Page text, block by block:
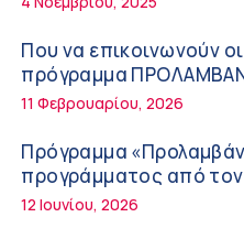
Μιχάλης Τάτσης,
Analyst, διευθυντής
Ανάπτυξης Ομίλου HHG
11:54 πμ
Kavita Patel: Ένα στα
φάρμακα φτάνει
9:21 πμ
Υπάρχει τελικά «δίαιτα
Που να επικοινωνούν
πρόγραμμα
παχυσαρκίας
11 Φεβρουαρίου, 2026
Πρόγραμμα
προγράμματος από
Δωρεάν προληπτικές
12 Ιουνίου, 2026